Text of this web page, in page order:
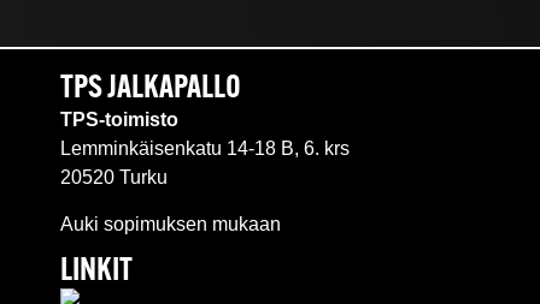
TPS JALKAPALLO
TPS-toimisto
Lemminkäisenkatu 14-18 B, 6. krs
20520 Turku
Auki sopimuksen mukaan
LINKIT